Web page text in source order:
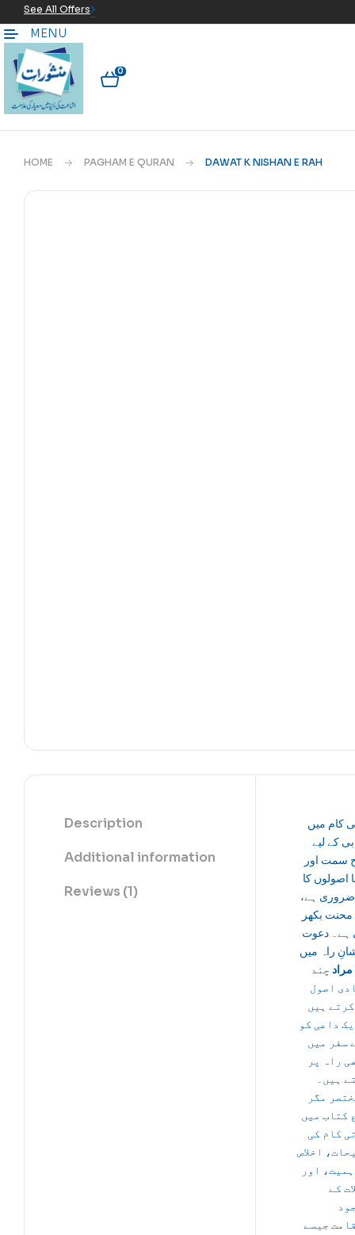
See All Offers
MENU
0
HOME PAGHAM E QURAN DAWAT K NISHAN E RAH
Description
Additional information
Reviews (1)
کام میں
کے لیے
سمت اور
اصولوں کا
ضروری ہے،
محنت بکھر
ہے۔ دعوت
راہ میں
چند
اصول
ہیں
داعی کو
سفر میں
راہ پر
ہیں۔
مگر
کتاب میں
کام کی
اخلاص
اور
کے
جیسے